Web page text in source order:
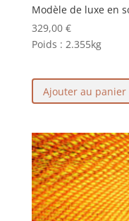
Modèle de luxe en
329,00 €
Poids : 2.355kg
Ajouter au panier